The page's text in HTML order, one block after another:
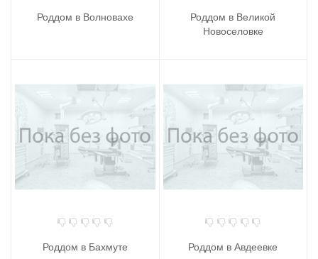
Роддом в Волновахе
Роддом в Великой
Новоселовке
Роддом в Бахмуте Роддом в Авдеевке